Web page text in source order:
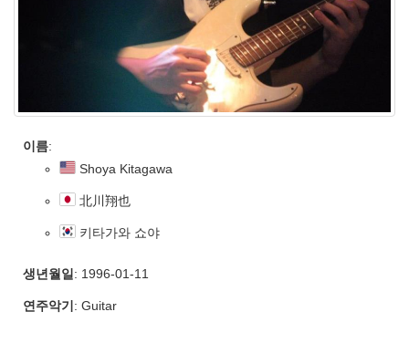
이름:
Shoya Kitagawa
北川翔也
키타가와 쇼야
생년월일 : 1996-01-11
연주악기 : Guitar